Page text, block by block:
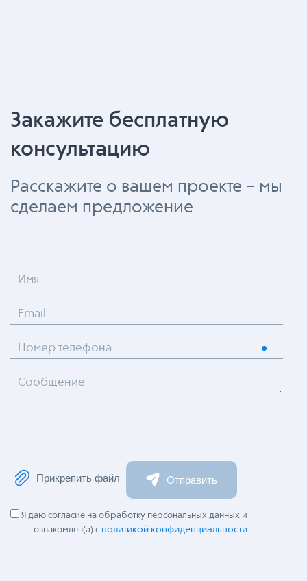
Закажите бесплатную
консультацию
Расскажите о вашем проекте – мы
сделаем предложение
Имя
Email
Номер телефона
Сообщение
Прикрепить файл Отправить
Я даю согласие на обработку персональных данных и
ознакомлен(а) с политикой конфиденциальности